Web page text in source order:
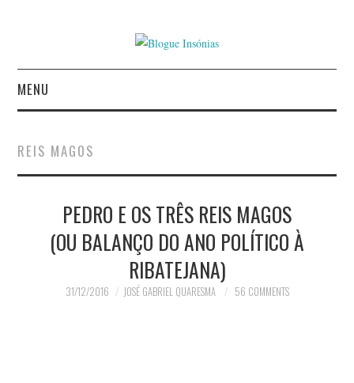
MENU
AUTORES
AGUIAR CASTRO
ALEXANDRE MIGUEL
MESTRE
REIS MAGOS
PEDRO E OS TRÊS REIS MAGOS
(OU BALANÇO DO ANO POLÍTICO À
RIBATEJANA)
31/12/2016 JOSÉ GABRIEL QUARESMA 56 COMMENTS